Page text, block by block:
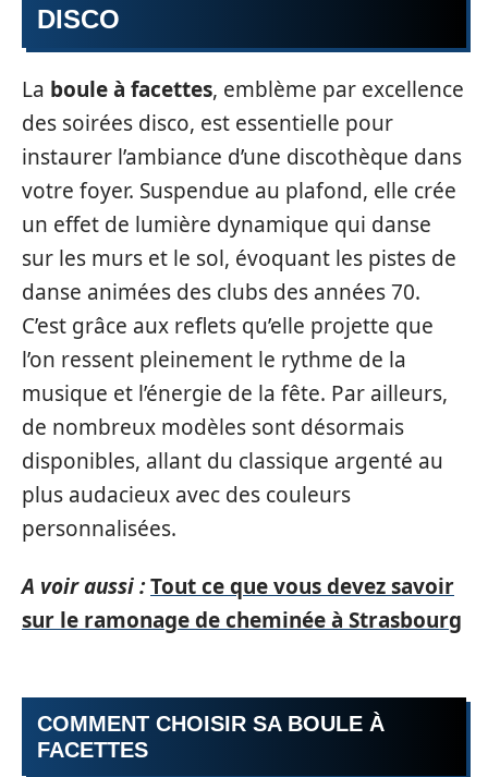
DISCO
La boule à facettes, emblème par excellence
des soirées disco, est essentielle pour
instaurer l’ambiance d’une discothèque dans
votre foyer. Suspendue au plafond, elle crée
un effet de lumière dynamique qui danse
sur les murs et le sol, évoquant les pistes de
danse animées des clubs des années 70.
C’est grâce aux reflets qu’elle projette que
l’on ressent pleinement le rythme de la
musique et l’énergie de la fête. Par ailleurs,
de nombreux modèles sont désormais
disponibles, allant du classique argenté au
plus audacieux avec des couleurs
personnalisées.
A voir aussi :Tout ce que vous devez savoir
sur le ramonage de cheminée à Strasbourg
COMMENT CHOISIR SA BOULE À
FACETTES